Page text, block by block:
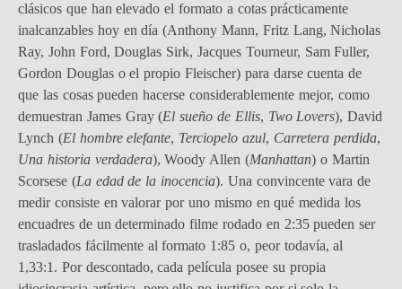
clásicos que han elevado el formato a cotas prácticamente
inalcanzables hoy en día (Anthony Mann, Fritz Lang, Nicholas
Ray, John Ford, Douglas Sirk, Jacques Tourneur, Sam Fuller,
Gordon Douglas o el propio Fleischer) para darse cuenta de
que las cosas pueden hacerse considerablemente mejor, como
demuestran James Gray (El sueño de Ellis, Two Lovers), David
Lynch (El hombre elefante, Terciopelo azul, Carretera perdida,
Una historia verdadera), Woody Allen (Manhattan) o Martin
Scorsese (La edad de la inocencia). Una convincente vara de
medir consiste en valorar por uno mismo en qué medida los
encuadres de un determinado filme rodado en 2:35 pueden ser
trasladados fácilmente al formato 1:85 o, peor todavía, al
1,33:1. Por descontado, cada película posee su propia